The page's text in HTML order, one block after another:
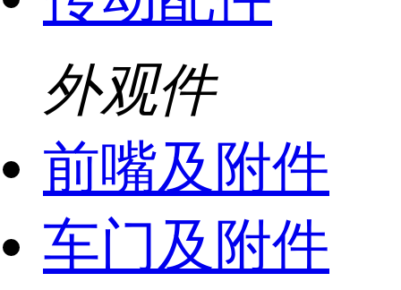
外观件
前嘴及附件
车门及附件